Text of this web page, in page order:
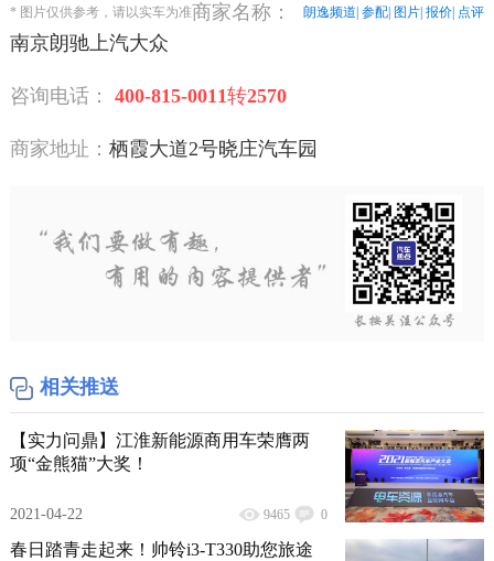
* 图片仅供参考，请以实车为准 朗逸频道| 参配| 图片| 报价| 点评
商家名称：
南京朗驰上汽大众
咨询电话： 400-815-0011转2570
商家地址： 栖霞大道2号晓庄汽车园
相关推送
【实力问鼎】江淮新能源商用车荣膺两
项“金熊猫”大奖！
2021-04-22 9465 0
春日踏青走起来！帅铃i3-T330助您旅途